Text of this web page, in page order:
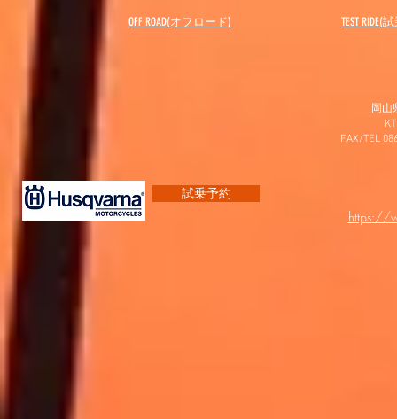
OFF ROAD(オフロード) ​TEST RIDE(
岡山
FAX/TEL
試乗予約
https://